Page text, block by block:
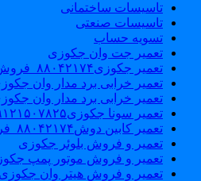
تاسیسات ساختمانی
تاسیسات صنعتی
تسویه حساب
تعمیر جت وان جکوزی
تعمیر جکوزی۸۸۰۴۲۱۷۴_فروش وان_جکوزی
تعمیر خرابی برد مدار وان جکوزی
تعمیر خرابی برد مدار وان جکوزی
تعمیر سونا جکوزی۰۹۱۲۱۵۰۷۸۲۵#| Sauna | Jacuzzi
تعمیر کابین دوش۸۸۰۴۲۱۷۴_فروش کابین دوش
تعمیر و فروش بلوئر جکوزی
تعمیر و فروش موتور پمپ جکوزی
تعمیر و فروش هیتر وان جکوزی